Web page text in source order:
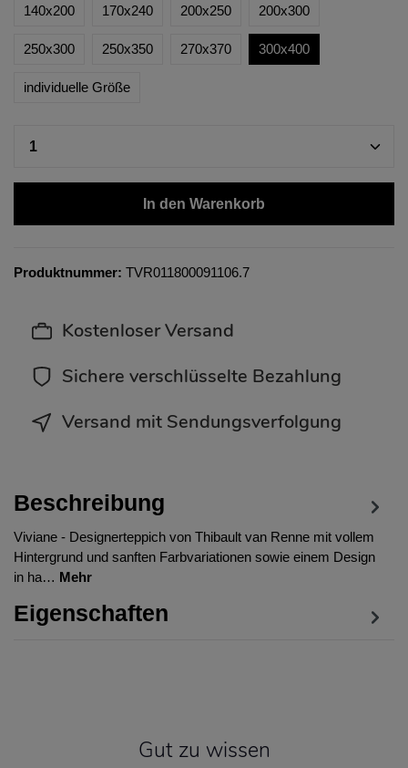
140x200 170x240 200x250 200x300
250x300 250x350 270x370 300x400
individuelle Größe
In den Warenkorb
Produktnummer: TVR011800091106.7
Kostenloser Versand
Sichere verschlüsselte Bezahlung
Versand mit Sendungsverfolgung
Beschreibung
Viviane - Designerteppich von Thibault van Renne mit vollem
Hintergrund und sanften Farbvariationen sowie einem Design
in ha… Mehr
Eigenschaften
Gut zu wissen